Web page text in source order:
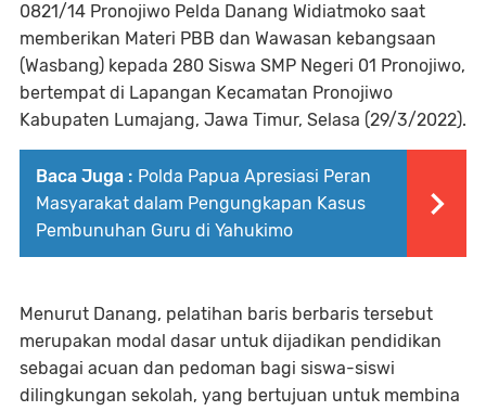
0821/14 Pronojiwo Pelda Danang Widiatmoko saat
memberikan Materi PBB dan Wawasan kebangsaan
(Wasbang) kepada 280 Siswa SMP Negeri 01 Pronojiwo,
bertempat di Lapangan Kecamatan Pronojiwo
Kabupaten Lumajang, Jawa Timur, Selasa (29/3/2022).
Baca Juga : Polda Papua Apresiasi Peran
Masyarakat dalam Pengungkapan Kasus
Pembunuhan Guru di Yahukimo
Menurut Danang, pelatihan baris berbaris tersebut
merupakan modal dasar untuk dijadikan pendidikan
sebagai acuan dan pedoman bagi siswa-siswi
dilingkungan sekolah, yang bertujuan untuk membina